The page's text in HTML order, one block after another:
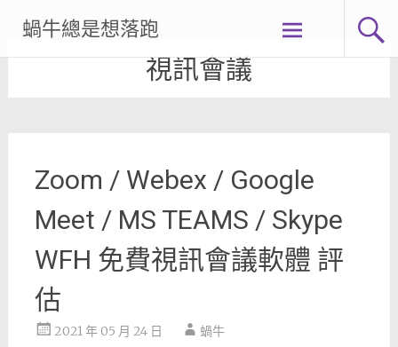
content
蝸牛總是想落跑
視訊會議
Zoom / Webex / Google
Meet / MS TEAMS / Skype
WFH 免費視訊會議軟體 評
估
2021 年 05 月 24 日 蝸牛